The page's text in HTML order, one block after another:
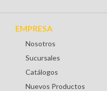
EMPRESA
Nosotros
Sucursales
Catálogos
Nuevos Productos